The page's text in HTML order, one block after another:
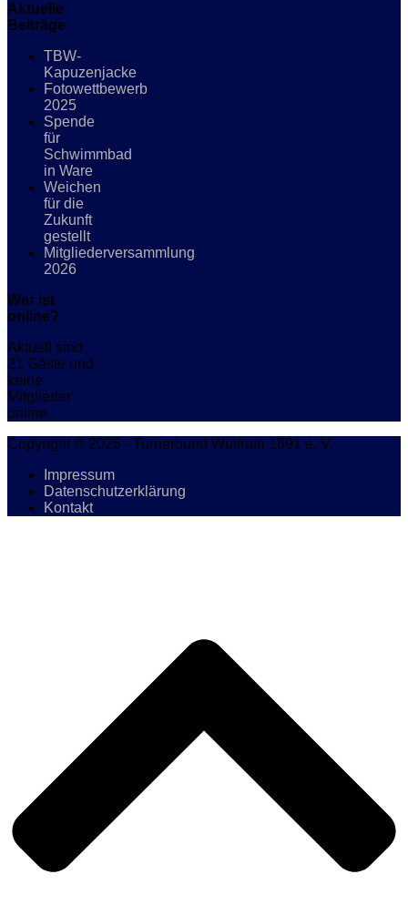
Aktuelle
Beiträge
TBW-
Kapuzenjacke
Fotowettbewerb
2025
Spende
für
Schwimmbad
in Ware
Weichen
für die
Zukunft
gestellt
Mitgliederversammlung
2026
Wer ist
online?
Aktuell sind
21 Gäste und
keine
Mitglieder
online
Copyright © 2026 - Turnerbund Wülfrath 1891 e. V.
Impressum
Datenschutzerklärung
Kontakt